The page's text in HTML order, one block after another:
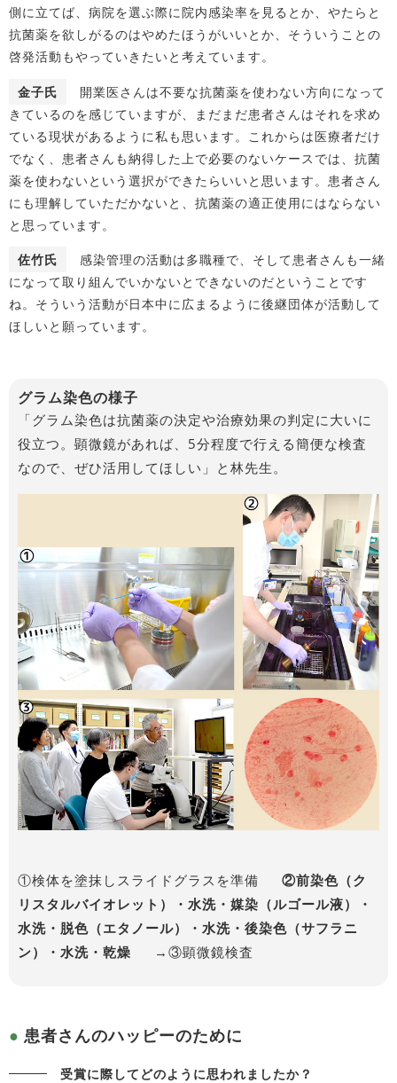
側に立てば、病院を選ぶ際に院内感染率を見るとか、やたらと
抗菌薬を欲しがるのはやめたほうがいいとか、そういうことの
啓発活動もやっていきたいと考えています。
金子氏
開業医さんは不要な抗菌薬を使わない方向になって
きているのを感じていますが、まだまだ患者さんはそれを求め
ている現状があるように私も思います。これからは医療者だけ
でなく、患者さんも納得した上で必要のないケースでは、抗菌
薬を使わないという選択ができたらいいと思います。患者さん
にも理解していただかないと、抗菌薬の適正使用にはならない
と思っています。
佐竹氏
感染管理の活動は多職種で、そして患者さんも一緒
になって取り組んでいかないとできないのだということです
ね。そういう活動が日本中に広まるように後継団体が活動して
ほしいと願っています。
グラム染色の様子
「グラム染色は抗菌薬の決定や治療効果の判定に大いに
役立つ。顕微鏡があれば、5分程度で行える簡便な検査
なので、ぜひ活用してほしい」と林先生。
①検体を塗抹しスライドグラスを準備
②前染色（ク
リスタルバイオレット）・水洗・媒染（ルゴール液）・
水洗・脱色（エタノール）・水洗・後染色（サフラニ
ン）・水洗・乾燥
→③顕微鏡検査
患者さんのハッピーのために
受賞に際してどのように思われましたか？